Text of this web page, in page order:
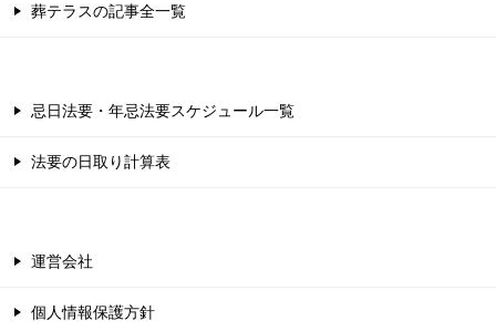
葬テラスの記事全一覧
忌日法要・年忌法要スケジュール一覧
法要の日取り計算表
運営会社
個人情報保護方針